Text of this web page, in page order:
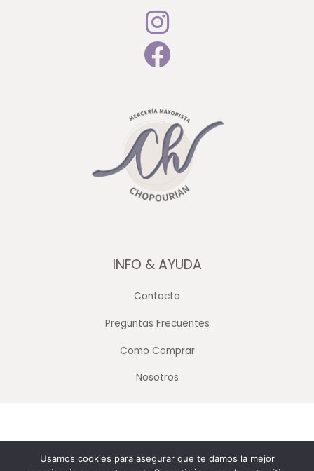
INFO & AYUDA
Contacto
Preguntas Frecuentes
Como Comprar
Nosotros
Usamos cookies para asegurar que te damos la mejor